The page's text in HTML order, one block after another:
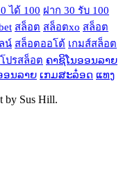
ได้ 100 ฝาก 30 รับ 100
สล็อต สล็อตxo สล็อต
น์ สล็อตออโต้ เกมส์สล็อต
โปรสล็อต ຄາຊິໂນອອນລາຍ
ອນລາຍ ເກມສະລ໋ອດ ແທງ
by Sus Hill.